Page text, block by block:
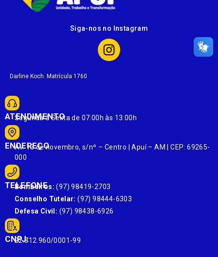
Siga-nos no Instagram
Darline Koch. Matrícula 1760
ATENDIMENTO
Segunda à Sexta de 07:00h às 13:00h
ENDEREÇO
Av. 13 de novembro, s/nº – Centro | Apuí – AM | CEP: 69265-
000
TELEFONE
Bombeiros: (97) 98419-2703
Conselho Tutelar: (97) 98444-6303
Defesa Civil: (97) 98438-6926
CNPJ:
22.812.960/0001-99